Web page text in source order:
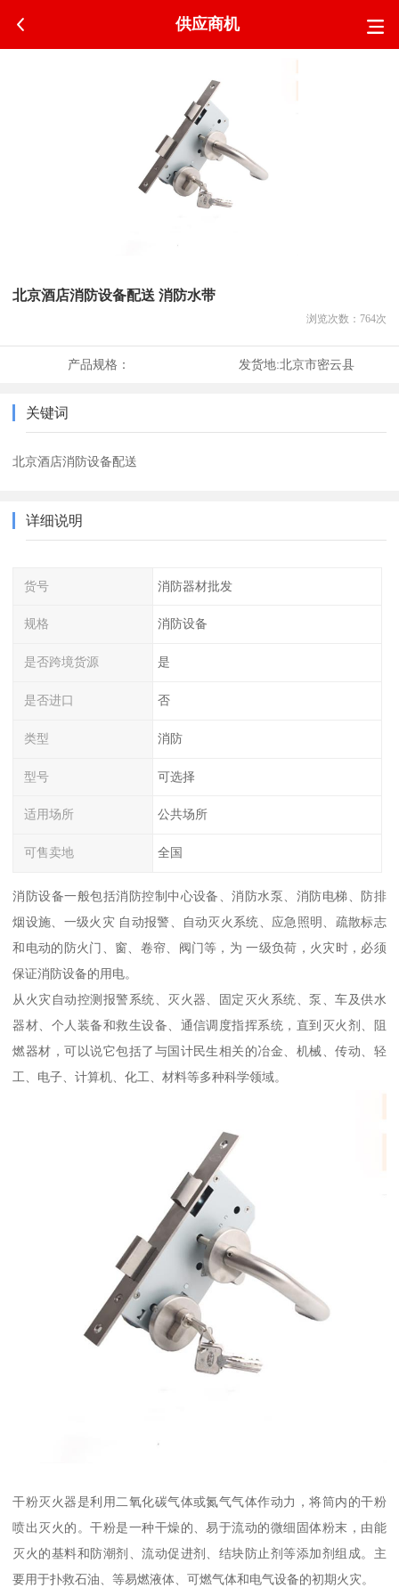
供应商机
北京酒店消防设备配送 消防水带
浏览次数： 764次
产品规格： 发货地:北京市密云县
关键词
北京酒店消防设备配送
详细说明
货号 消防器材批发
规格 消防设备
是否跨境货源 是
是否进口 否
类型 消防
型号 可选择
适用场所 公共场所
可售卖地 全国
消防设备一般包括消防控制中心设备、消防水泵、消防电梯、防排
烟设施、一级火灾 自动报警、自动灭火系统、应急照明、疏散标志
和电动的防火门、窗、卷帘、阀门等，为 一级负荷，火灾时，必须
保证消防设备的用电。
从火灾自动控测报警系统、灭火器、固定灭火系统、泵、车及供水
器材、个人装备和救生设备、通信调度指挥系统，直到灭火剂、阻
燃器材，可以说它包括了与国计民生相关的冶金、机械、传动、轻
工、电子、计算机、化工、材料等多种科学领域。
干粉灭火器是利用二氧化碳气体或氮气气体作动力，将筒内的干粉
喷出灭火的。干粉是一种干燥的、易于流动的微细固体粉末，由能
灭火的基料和防潮剂、流动促进剂、结块防止剂等添加剂组成。主
要用于扑救石油、等易燃液体、可燃气体和电气设备的初期火灾。